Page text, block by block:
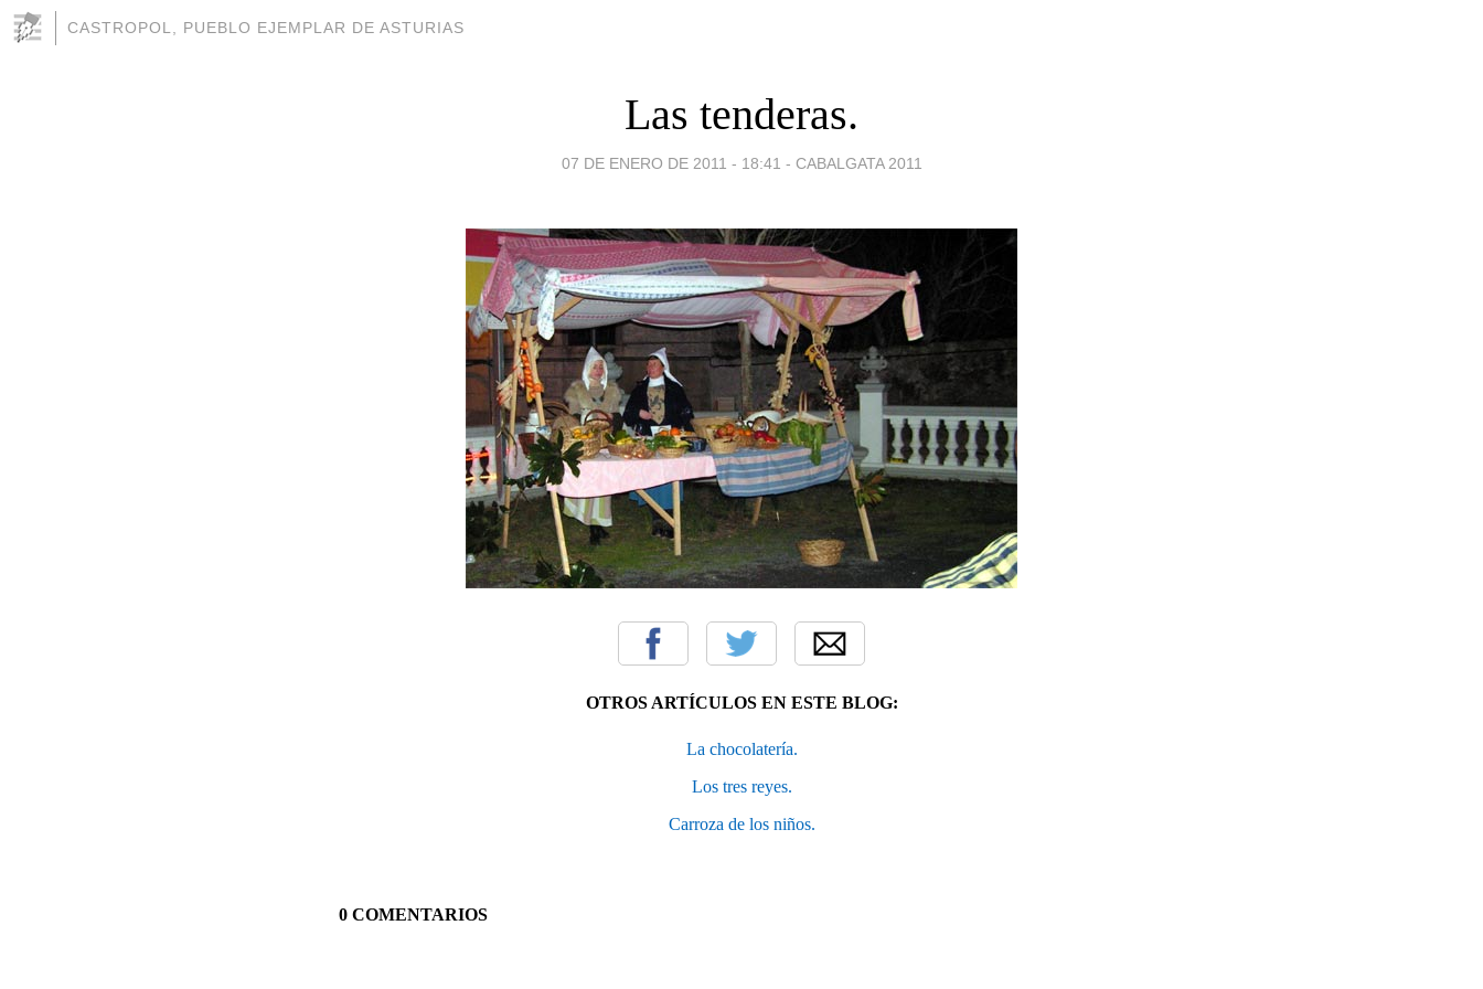
CASTROPOL, PUEBLO EJEMPLAR DE ASTURIAS
Las tenderas.
07 DE ENERO DE 2011 - 18:41 - CABALGATA 2011
OTROS ARTÍCULOS EN ESTE BLOG:
La chocolatería.
Los tres reyes.
Carroza de los niños.
0 COMENTARIOS